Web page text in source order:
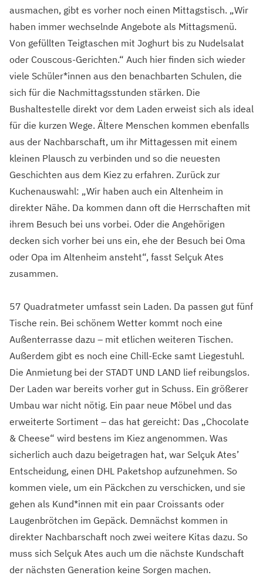
ausmachen, gibt es vorher noch einen Mittagstisch. „Wir
haben immer wechselnde Angebote als Mittagsmenü.
Von gefüllten Teigtaschen mit Joghurt bis zu Nudelsalat
oder Couscous-Gerichten.“ Auch hier finden sich wieder
viele Schüler*innen aus den benachbarten Schulen, die
sich für die Nachmittagsstunden stärken. Die
Bushaltestelle direkt vor dem Laden erweist sich als ideal
für die kurzen Wege. Ältere Menschen kommen ebenfalls
aus der Nachbarschaft, um ihr Mittagessen mit einem
kleinen Plausch zu verbinden und so die neuesten
Geschichten aus dem Kiez zu erfahren. Zurück zur
Kuchenauswahl: „Wir haben auch ein Altenheim in
direkter Nähe. Da kommen dann oft die Herrschaften mit
ihrem Besuch bei uns vorbei. Oder die Angehörigen
decken sich vorher bei uns ein, ehe der Besuch bei Oma
oder Opa im Altenheim ansteht“, fasst Selçuk Ates
zusammen.
57 Quadratmeter umfasst sein Laden. Da passen gut fünf
Tische rein. Bei schönem Wetter kommt noch eine
Außenterrasse dazu – mit etlichen weiteren Tischen.
Außerdem gibt es noch eine Chill-Ecke samt Liegestuhl.
Die Anmietung bei der STADT UND LAND lief reibungslos.
Der Laden war bereits vorher gut in Schuss. Ein größerer
Umbau war nicht nötig. Ein paar neue Möbel und das
erweiterte Sortiment – das hat gereicht: Das „Chocolate
& Cheese“ wird bestens im Kiez angenommen. Was
sicherlich auch dazu beigetragen hat, war Selçuk Ates’
Entscheidung, einen DHL Paketshop aufzunehmen. So
kommen viele, um ein Päckchen zu verschicken, und sie
gehen als Kund*innen mit ein paar Croissants oder
Laugenbrötchen im Gepäck. Demnächst kommen in
direkter Nachbarschaft noch zwei weitere Kitas dazu. So
muss sich Selçuk Ates auch um die nächste Kundschaft
der nächsten Generation keine Sorgen machen.